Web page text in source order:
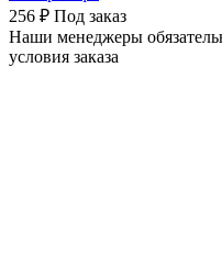
256 ₽ Под заказ
Наши менеджеры
условия заказа